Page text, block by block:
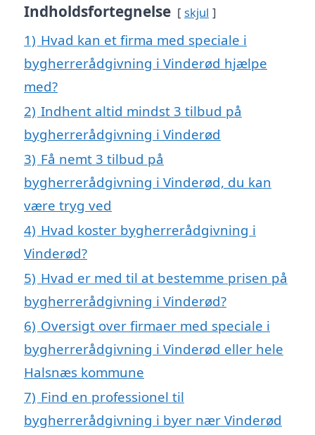
Indholdsfortegnelse skjul
1) Hvad kan et firma med speciale i
bygherrerådgivning i Vinderød hjælpe
med?
2) Indhent altid mindst 3 tilbud på
bygherrerådgivning i Vinderød
3) Få nemt 3 tilbud på
bygherrerådgivning i Vinderød, du kan
være tryg ved
4) Hvad koster bygherrerådgivning i
Vinderød?
5) Hvad er med til at bestemme prisen på
bygherrerådgivning i Vinderød?
6) Oversigt over firmaer med speciale i
bygherrerådgivning i Vinderød eller hele
Halsnæs kommune
7) Find en professionel til
bygherrerådgivning i byer nær Vinderød